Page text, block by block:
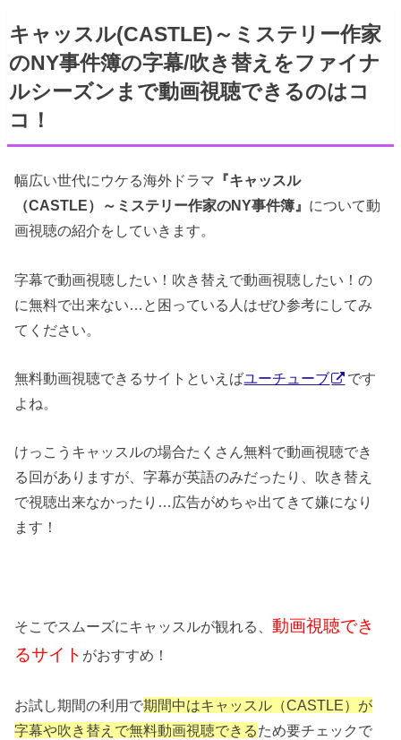
キャッスル(CASTLE)～ミステリー作家
のNY事件簿の字幕/吹き替えをファイナ
ルシーズンまで動画視聴できるのはコ
コ！
幅広い世代にウケる海外ドラマ 『キャッスル
（CASTLE）～ミステリー作家のNY事件簿』 について動
画視聴の紹介をしていきます。
字幕で動画視聴したい！吹き替えで動画視聴したい！の
に無料で出来ない…と困っている人はぜひ参考にしてみ
てください。
無料動画視聴できるサイトといえばユーチューブ
です
よね。
けっこうキャッスルの場合たくさん無料で動画視聴でき
る回がありますが、字幕が英語のみだったり、吹き替え
で視聴出来なかったり…広告がめちゃ出てきて嫌になり
ます！
そこでスムーズにキャッスルが観れる、動画視聴でき
るサイト がおすすめ！
お試し期間の利用で期間中はキャッスル（CASTLE） が
字幕や吹き替えで無料動画視聴できるため要チェックで